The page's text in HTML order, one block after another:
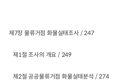
제7장 물류거점 화물실태조사 / 247
제1절 조사의 개요 / 249
제2절 공공물류거점 화물실태분석 / 274